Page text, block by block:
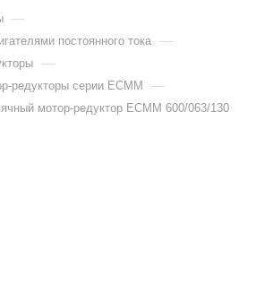
—
постоянного тока —
—
редукторы серии ECMM —
мотор-редуктор ECMM 600/063/130